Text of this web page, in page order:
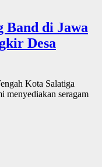
Band di Jawa
Desa
Kota Salatiga
menyediakan seragam